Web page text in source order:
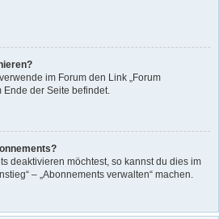
im Forum den Link „Forum
Ende der Seite befindet.
deaktivieren möchtest, so kannst du dies im
– „Abonnements verwalten“ machen.